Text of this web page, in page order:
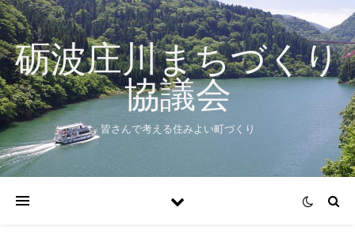
砺波庄川まちづくり
協議会
皆さんで考える住みよい町づくり